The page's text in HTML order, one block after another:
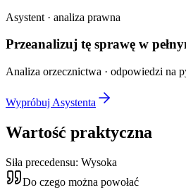
Asystent · analiza prawna
Przeanalizuj tę sprawę w
Analiza orzecznictwa · odpowiedzi na
Wypróbuj Asystenta
Wartość praktyczna
Siła precedensu: Wysoka
Do czego można powołać